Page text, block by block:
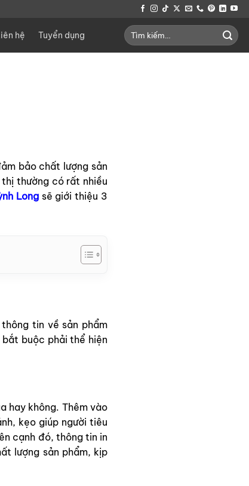
hệ Tuyển dụng
Tìm
kiếm:
bảo chất lượng sản
thường có rất nhiều
Longsẽ giới thiệu 3
tin về sản phẩm
buộc phải thể hiện
hay không. Thêm vào
kẹo giúp người tiêu
cạnh đó, thông tin in
lượng sản phẩm, kịp